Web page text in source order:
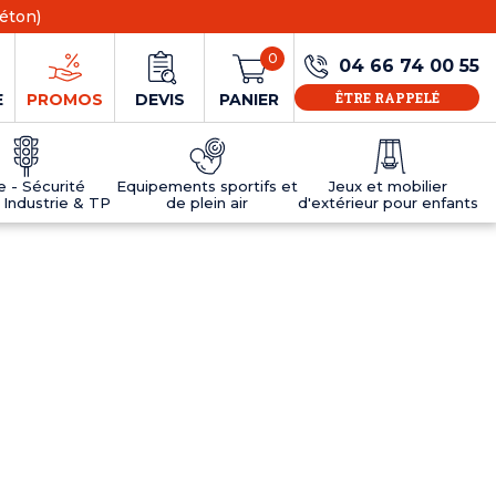
PROMOS DEVIS PANIER
0 04 66 74 00 55
ÊTRE RAPPELÉ
- Sécurité
& TP
Equipements sportifs et
de plein air
Jeux et mobilier
d'extérieur pour enfants